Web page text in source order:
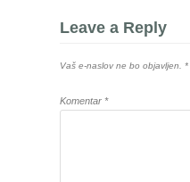
Leave a Reply
Vaš e-naslov ne bo objavljen. *
Komentar*